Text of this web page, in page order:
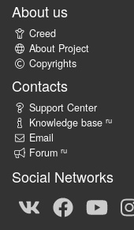
About us
Creed
About Project
Copyrights
Contacts
Support Center
Knowledge base ru
Email
Forum ru
Social Networks